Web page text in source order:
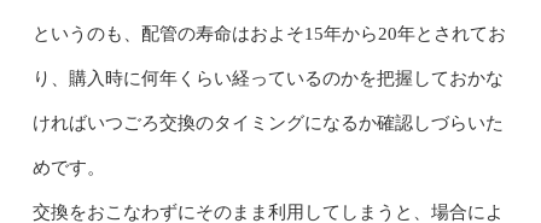
というのも、配管の寿命はおよそ15年から20年とされてお
り、購入時に何年くらい経っているのかを把握しておかな
ければいつごろ交換のタイミングになるか確認しづらいた
めです。
交換をおこなわずにそのまま利用してしまうと、場合によ